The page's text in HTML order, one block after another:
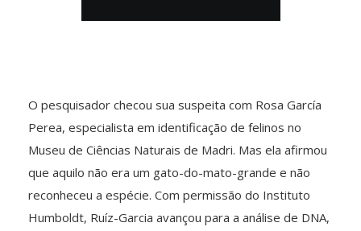
O pesquisador checou sua suspeita com Rosa García
Perea, especialista em identificação de felinos no
Museu de Ciências Naturais de Madri. Mas ela afirmou
que aquilo não era um gato-do-mato-grande e não
reconheceu a espécie. Com permissão do Instituto
Humboldt, Ruíz-Garcia avançou para a análise de DNA,